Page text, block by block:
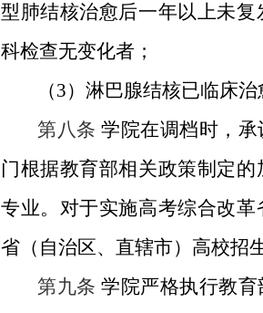
型肺结核治愈后一年以上未
科检查无变化者；
（3）淋巴腺结核已临床治
第八条 学院在调档时，
门根据教育部相关政策制定
专业。对于实施高考综合改
省（自治区、直辖市）高校招
第九条 学院严格执行教